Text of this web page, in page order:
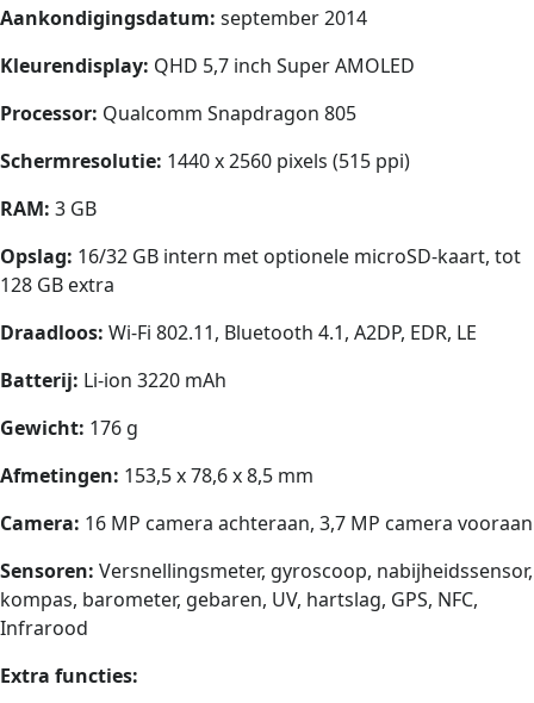
Aankondigingsdatum: september 2014
Kleurendisplay: QHD 5,7 inch Super AMOLED
Processor: Qualcomm Snapdragon 805
Schermresolutie: 1440 x 2560 pixels (515 ppi)
RAM: 3 GB
Opslag: 16/32 GB intern met optionele microSD-kaart, tot
128 GB extra
Draadloos: Wi-Fi 802.11, Bluetooth 4.1, A2DP, EDR, LE
Batterij: Li-ion 3220 mAh
Gewicht: 176 g
Afmetingen: 153,5 x 78,6 x 8,5 mm
Camera: 16 MP camera achteraan, 3,7 MP camera vooraan
Sensoren: Versnellingsmeter, gyroscoop, nabijheidssensor,
kompas, barometer, gebaren, UV, hartslag, GPS, NFC,
Infrarood
Extra functies: